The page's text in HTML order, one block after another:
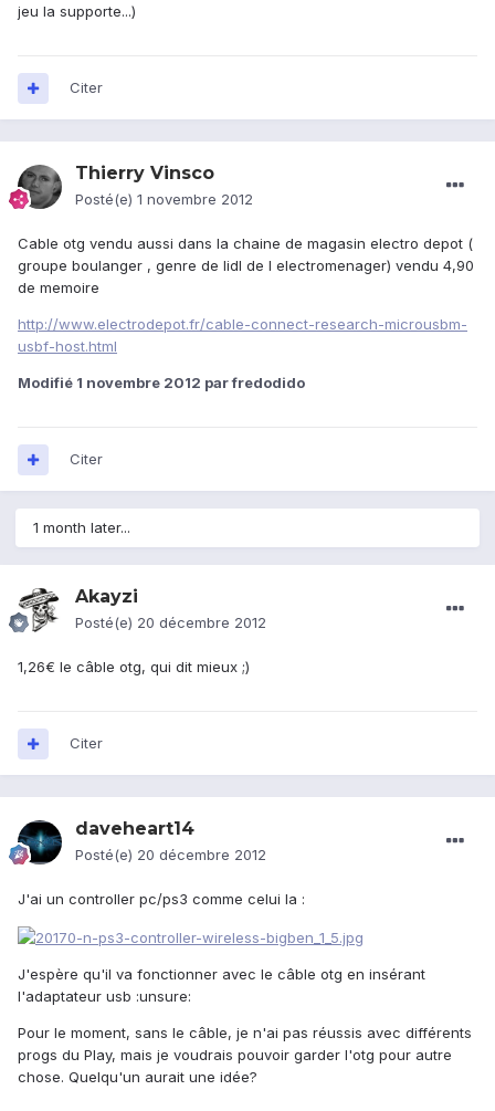
jeu la supporte...)
Citer
Thierry Vinsco
Posté(e) 1 novembre 2012
Cable otg vendu aussi dans la chaine de magasin electro depot (
groupe boulanger , genre de lidl de l electromenager) vendu 4,90
de memoire
http://www.electrodepot.fr/cable-connect-research-microusbm-
usbf-host.html
Modifié 1 novembre 2012 par fredodido
Citer
1 month later...
Akayzi
Posté(e) 20 décembre 2012
1,26€ le câble otg, qui dit mieux ;)
Citer
daveheart14
Posté(e) 20 décembre 2012
J'ai un controller pc/ps3 comme celui la :
J'espère qu'il va fonctionner avec le câble otg en insérant
l'adaptateur usb :unsure:
Pour le moment, sans le câble, je n'ai pas réussis avec différents
progs du Play, mais je voudrais pouvoir garder l'otg pour autre
chose. Quelqu'un aurait une idée?